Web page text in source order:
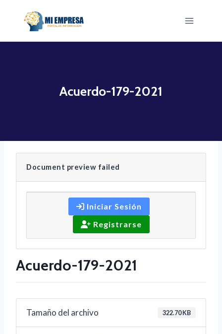
Acuerdo-179-2021
Document preview failed
Iniciar Sesión
Registrarse
Acuerdo-179-2021
Tamaño del archivo 322.70 KB